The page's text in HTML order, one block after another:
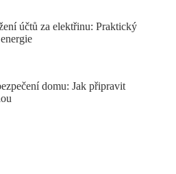
účtů za elektřinu: Praktický
domu: Jak připravit